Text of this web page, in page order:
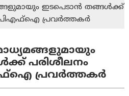
ഇടപെടാൻ തങ്ങൾക്ക്
പി‌എഫ്‌ഐ പ്രവര്‍ത്തകര്‍
പരിശീലനം
പ്രവര്‍ത്തകര്‍